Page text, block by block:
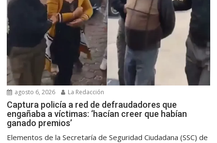
agosto 6, 2026 La Redacción
Captura policía a red de defraudadores que
engañaba a víctimas: ‘hacían creer que habían
ganado premios’
Elementos de la Secretaría de Seguridad Ciudadana (SSC) de